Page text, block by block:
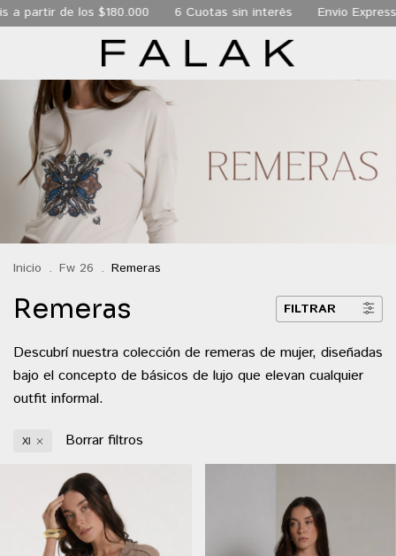
$180.000 6 Cuotas sin interés Envio Express de 24 hs
Inicio . Fw 26 . Remeras
Remeras FILTRAR
Descubrí nuestra colección de remeras de mujer, diseñadas
bajo el concepto de básicos de lujo que elevan cualquier
outfit informal.
Xl Borrar filtros